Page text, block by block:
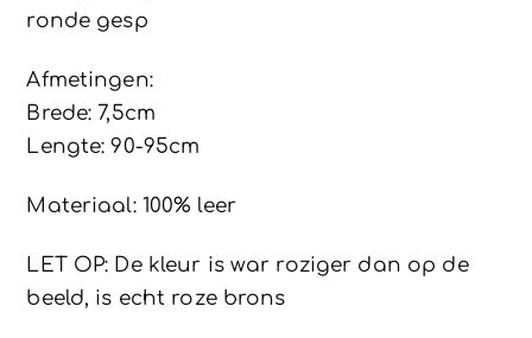
ronde gesp
Afmetingen:
Brede: 7,5cm
Lengte: 90-95cm
Materiaal: 100% leer
LET OP: De kleur is war roziger dan op de
beeld, is echt roze brons